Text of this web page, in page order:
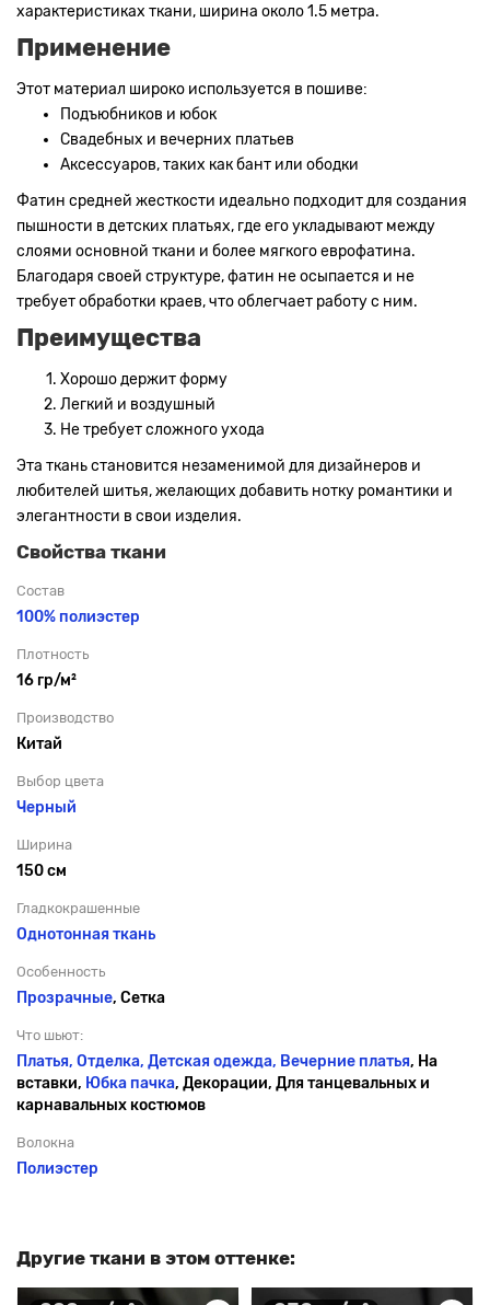
характеристиках ткани, ширина около 1.5 метра.
Применение
Этот материал широко используется в пошиве:
Подъюбников и юбок
Свадебных и вечерних платьев
Аксессуаров, таких как бант или ободки
Фатин средней жесткости идеально подходит для создания
пышности в детских платьях, где его укладывают между
слоями основной ткани и более мягкого еврофатина.
Благодаря своей структуре, фатин не осыпается и не
требует обработки краев, что облегчает работу с ним.
Преимущества
Хорошо держит форму
Легкий и воздушный
Не требует сложного ухода
Эта ткань становится незаменимой для дизайнеров и
любителей шитья, желающих добавить нотку романтики и
элегантности в свои изделия.
Свойства ткани
Состав
100% полиэстер
Плотность
16 гр/м²
Производство
Китай
Выбор цвета
Черный
Ширина
150 см
Гладкокрашенные
Однотонная ткань
Особенность
Прозрачные, Сетка
Что шьют:
Платья, Отделка, Детская одежда, Вечерние платья, На
вставки, Юбка пачка, Декорации, Для танцевальных и
карнавальных костюмов
Волокна
Полиэстер
Другие ткани в этом оттенке: